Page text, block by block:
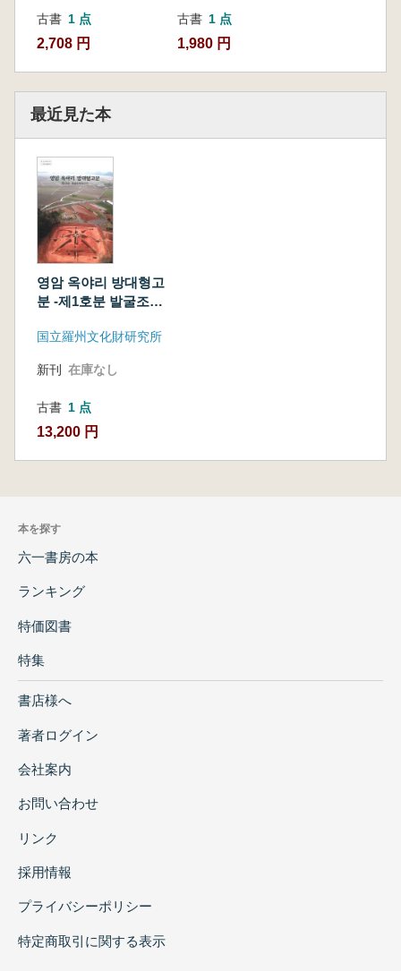
古書 1 点
2,708 円
古書 1 点
1,980 円
最近見た本
영암 옥야리 방대형고
분 ‐제1호분 발굴조사
方臺形古墳-第1号墳
国立羅州文化財研究所
新刊 在庫なし
古書 1 点
13,200 円
本を探す
六一書房の本
ランキング
特価図書
特集
書店様へ
著者ログイン
会社案内
お問い合わせ
リンク
採用情報
プライバシーポリシー
特定商取引に関する表示